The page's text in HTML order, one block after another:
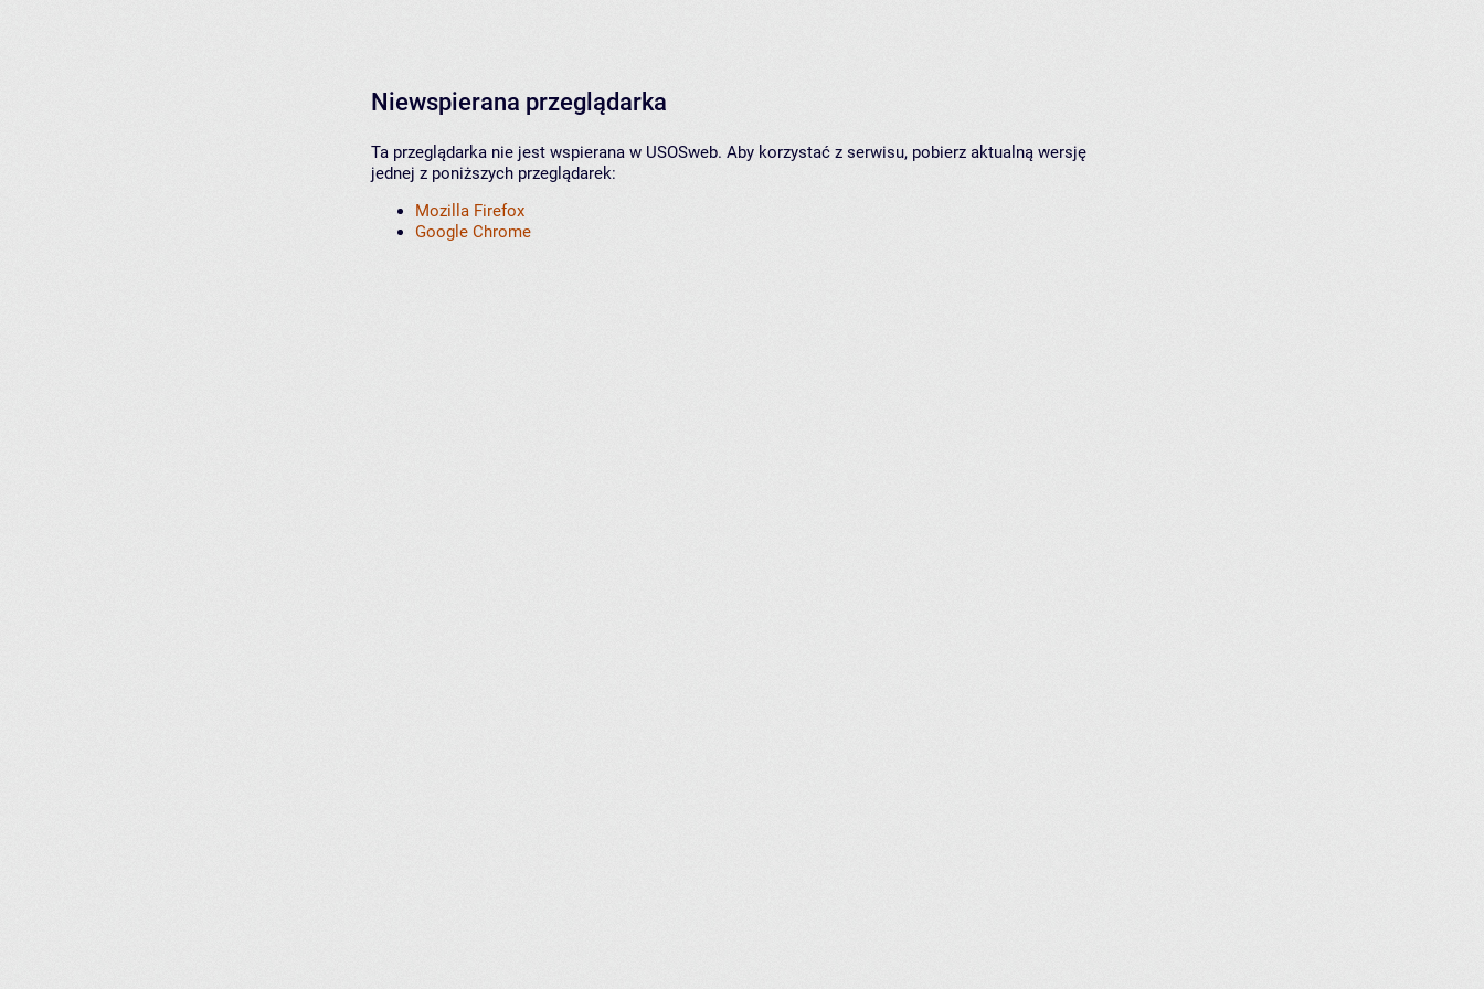
Niewspierana przeglądarka
Ta przeglądarka nie jest wspierana w USOSweb. Aby korzystać z serwisu, pobierz aktualną wersję
jednej z poniższych przeglądarek:
Mozilla Firefox
Google Chrome